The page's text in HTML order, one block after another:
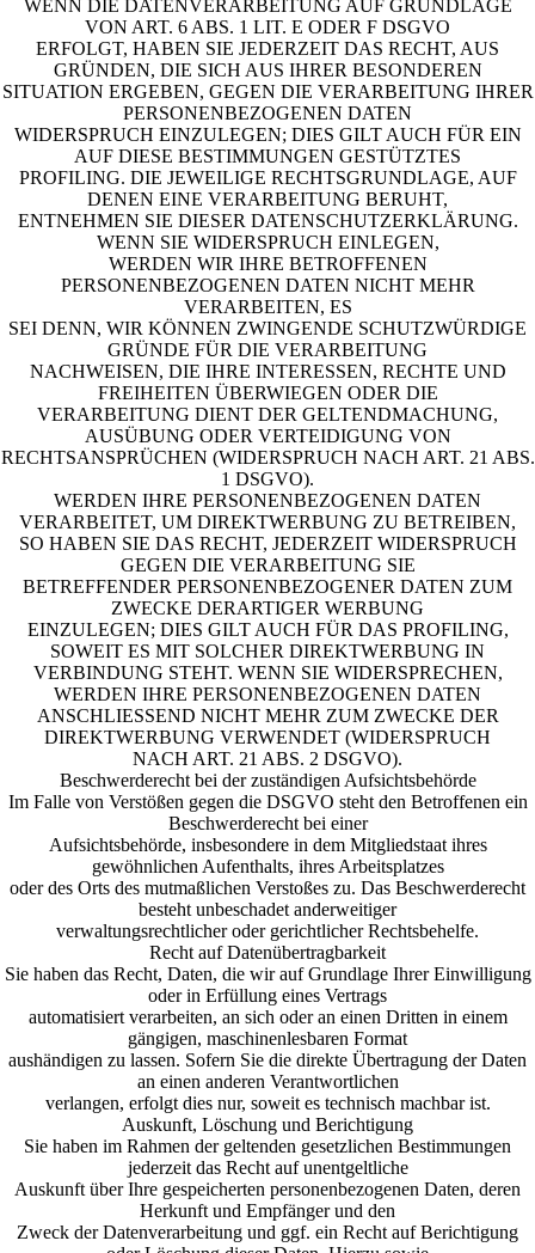
WENN DIE DATENVERARBEITUNG AUF GRUNDLAGE
VON ART. 6 ABS. 1 LIT. E ODER F DSGVO
ERFOLGT, HABEN SIE JEDERZEIT DAS RECHT, AUS
GRÜNDEN, DIE SICH AUS IHRER BESONDEREN
SITUATION ERGEBEN, GEGEN DIE VERARBEITUNG IHRER
PERSONENBEZOGENEN DATEN
WIDERSPRUCH EINZULEGEN; DIES GILT AUCH FÜR EIN
AUF DIESE BESTIMMUNGEN GESTÜTZTES
PROFILING. DIE JEWEILIGE RECHTSGRUNDLAGE, AUF
DENEN EINE VERARBEITUNG BERUHT,
ENTNEHMEN SIE DIESER DATENSCHUTZERKLÄRUNG.
WENN SIE WIDERSPRUCH EINLEGEN,
WERDEN WIR IHRE BETROFFENEN
PERSONENBEZOGENEN DATEN NICHT MEHR
VERARBEITEN, ES
SEI DENN, WIR KÖNNEN ZWINGENDE SCHUTZWÜRDIGE
GRÜNDE FÜR DIE VERARBEITUNG
NACHWEISEN, DIE IHRE INTERESSEN, RECHTE UND
FREIHEITEN ÜBERWIEGEN ODER DIE
VERARBEITUNG DIENT DER GELTENDMACHUNG,
AUSÜBUNG ODER VERTEIDIGUNG VON
RECHTSANSPRÜCHEN (WIDERSPRUCH NACH ART. 21 ABS.
1 DSGVO).
WERDEN IHRE PERSONENBEZOGENEN DATEN
VERARBEITET, UM DIREKTWERBUNG ZU BETREIBEN,
SO HABEN SIE DAS RECHT, JEDERZEIT WIDERSPRUCH
GEGEN DIE VERARBEITUNG SIE
BETREFFENDER PERSONENBEZOGENER DATEN ZUM
ZWECKE DERARTIGER WERBUNG
EINZULEGEN; DIES GILT AUCH FÜR DAS PROFILING,
SOWEIT ES MIT SOLCHER DIREKTWERBUNG IN
VERBINDUNG STEHT. WENN SIE WIDERSPRECHEN,
WERDEN IHRE PERSONENBEZOGENEN DATEN
ANSCHLIESSEND NICHT MEHR ZUM ZWECKE DER
DIREKTWERBUNG VERWENDET (WIDERSPRUCH
NACH ART. 21 ABS. 2 DSGVO).
Beschwerderecht bei der zuständigen Aufsichtsbehörde
Im Falle von Verstößen gegen die DSGVO steht den Betroffenen ein
Beschwerderecht bei einer
Aufsichtsbehörde, insbesondere in dem Mitgliedstaat ihres
gewöhnlichen Aufenthalts, ihres Arbeitsplatzes
oder des Orts des mutmaßlichen Verstoßes zu. Das Beschwerderecht
besteht unbeschadet anderweitiger
verwaltungsrechtlicher oder gerichtlicher Rechtsbehelfe.
Recht auf Datenübertragbarkeit
Sie haben das Recht, Daten, die wir auf Grundlage Ihrer Einwilligung
oder in Erfüllung eines Vertrags
automatisiert verarbeiten, an sich oder an einen Dritten in einem
gängigen, maschinenlesbaren Format
aushändigen zu lassen. Sofern Sie die direkte Übertragung der Daten
an einen anderen Verantwortlichen
verlangen, erfolgt dies nur, soweit es technisch machbar ist.
Auskunft, Löschung und Berichtigung
Sie haben im Rahmen der geltenden gesetzlichen Bestimmungen
jederzeit das Recht auf unentgeltliche
Auskunft über Ihre gespeicherten personenbezogenen Daten, deren
Herkunft und Empfänger und den
Zweck der Datenverarbeitung und ggf. ein Recht auf Berichtigung